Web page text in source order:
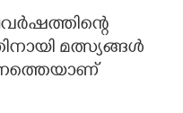
മത്സ്യങ്ങൾ